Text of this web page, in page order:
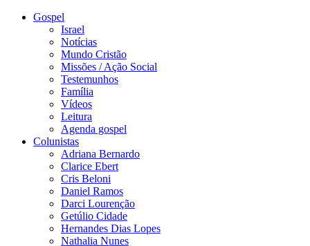
Gospel
Israel
Notícias
Mundo Cristão
Missões / Ação Social
Testemunhos
Família
Vídeos
Leitura
Agenda gospel
Colunistas
Adriana Bernardo
Clarice Ebert
Cris Beloni
Daniel Ramos
Darci Lourenção
Getúlio Cidade
Hernandes Dias Lopes
Nathalia Nunes